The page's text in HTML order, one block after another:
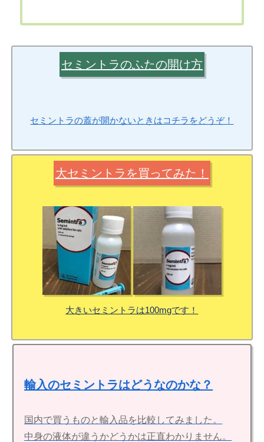
セミントラのふたの開け方
セミントラの蓋が開かないときはコチラをどうぞ！
大セミントラを買ってみた！
大きいセミントラは100mgです！
輸入のセミントラはどうなのかな？
国内で買うものと輸入品を比較してみました。
中身の液体が違うかどうかは正直わかりません。